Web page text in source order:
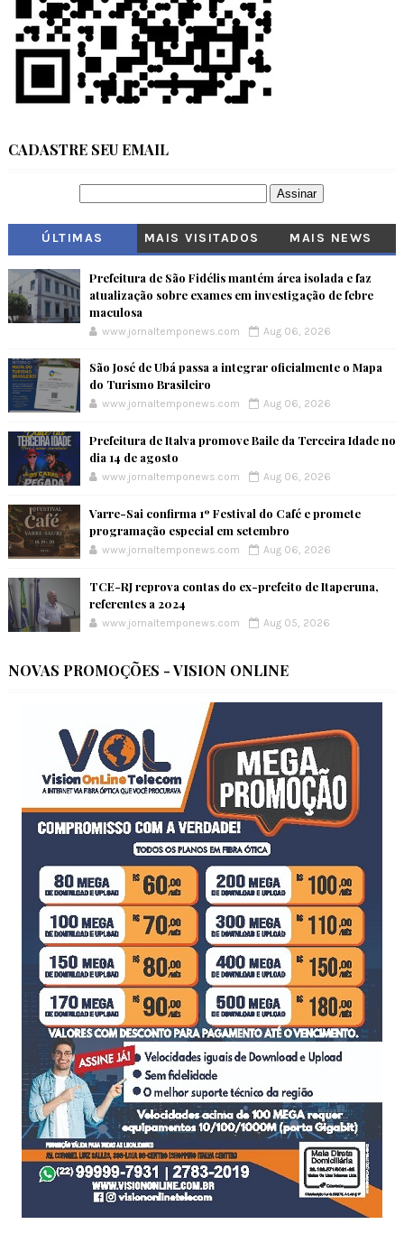
CADASTRE SEU EMAIL
ÚLTIMAS MAIS VISITADOS MAIS NEWS
Prefeitura de São Fidélis mantém área isolada e faz
atualização sobre exames em investigação de febre
maculosa
www.jornaltemponews.com Aug 06, 2026
São José de Ubá passa a integrar oficialmente o Mapa
do Turismo Brasileiro
www.jornaltemponews.com Aug 06, 2026
Prefeitura de Italva promove Baile da Terceira Idade no
dia 14 de agosto
www.jornaltemponews.com Aug 06, 2026
Varre-Sai confirma 1º Festival do Café e promete
programação especial em setembro
www.jornaltemponews.com Aug 06, 2026
TCE-RJ reprova contas do ex-prefeito de Itaperuna,
referentes a 2024
www.jornaltemponews.com Aug 05, 2026
NOVAS PROMOÇÕES - VISION ONLINE